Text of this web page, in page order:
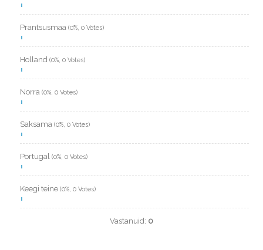
Prantsusmaa (0%, 0 Votes)
Holland (0%, 0 Votes)
Norra (0%, 0 Votes)
Saksama (0%, 0 Votes)
Portugal (0%, 0 Votes)
Keegi teine (0%, 0 Votes)
Vastanuid: 0